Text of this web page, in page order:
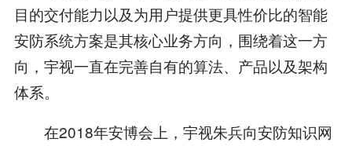
目的交付能力以及为用户提供更具性价比的智能
安防系统方案是其核心业务方向，围绕着这一方
向，宇视一直在完善自有的算法、产品以及架构
体系。
在2018年安博会上，宇视朱兵向安防知识网